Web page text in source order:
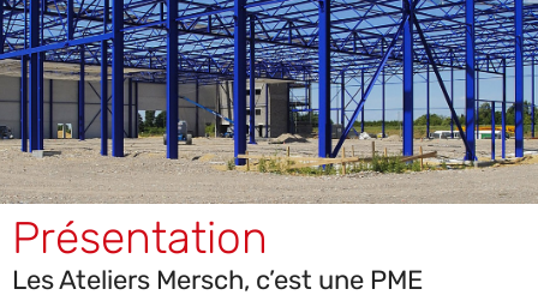
Présentation
Les Ateliers Mersch, c’est une PME